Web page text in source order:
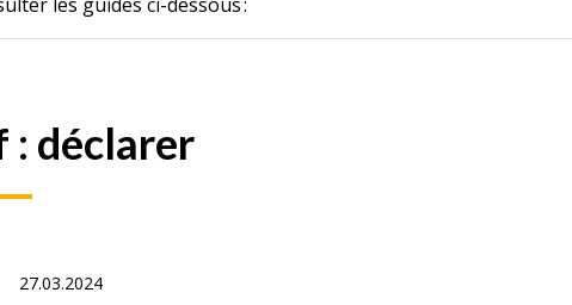
: déclarer
27.03.2024